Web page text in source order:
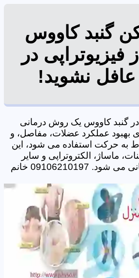
گنبد کاووس
فیزیوتراپی در
نشوید!
در گنبد کاووس یک روش درمانی
بهبود عملکرد عضلات، مفاصل، و
به حرکت استفاده می شود، این
ماساژ، الکتروتراپی و سایر
ابزارهای فیزیک درمانی می شود. 09106210197 خانم